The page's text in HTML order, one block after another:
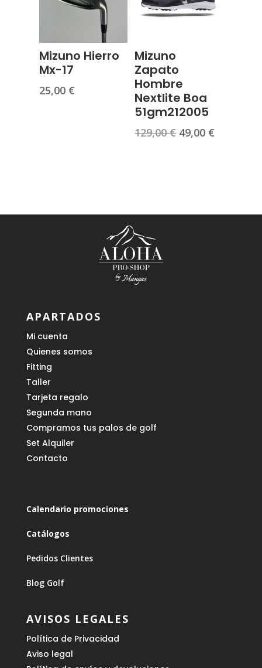
Mizuno Hierro
Mx-17
25,00 €
Mizuno
Zapato
Hombre
Nextlite Boa
51gm212005
129,00€ El
49,00 €
APARTADOS
Mi cuenta
Quienes somos
Fitting
Taller
Tarjeta regalo
Segunda mano
Compramos tus palos de golf
Set Alquiler
Contacto
Calendario promociones
Catálogos
Pedidos Clientes
Blog Golf
AVISOS LEGALES
Política de Privacidad
Aviso legal